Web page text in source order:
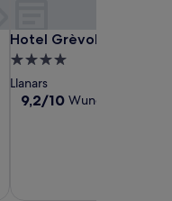
Hotel Grèvol Spa
Hotel Grèvol Spa
4.0-
Sterne-
Unterkunft
Llanars
9.2
9,2/10 Wunderbar